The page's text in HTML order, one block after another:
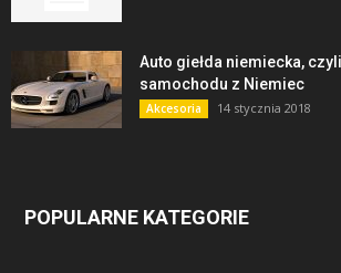
Auto giełda niemiecka,
samochodu z Niemiec
Akcesoria 14 stycznia 2018
POPULARNE KATEGORIE